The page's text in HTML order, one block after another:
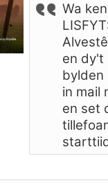
Wa
en dy't
bylden
in mail
en set